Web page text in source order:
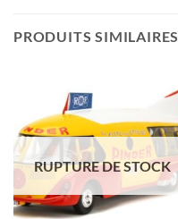
PRODUITS SIMILAIRES
RUPTURE DE STOCK